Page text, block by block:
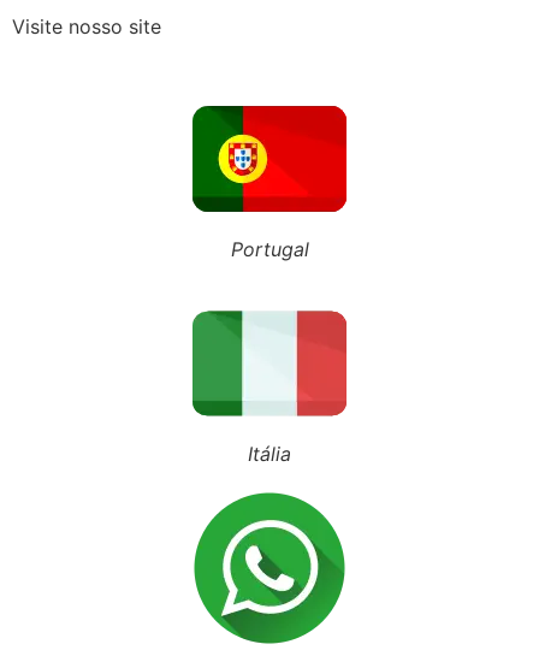
Siga nosso Tiktok
Visite nosso site
Portugal
Itália